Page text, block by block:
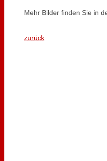
Mehr Bilder finden Sie in
zurück